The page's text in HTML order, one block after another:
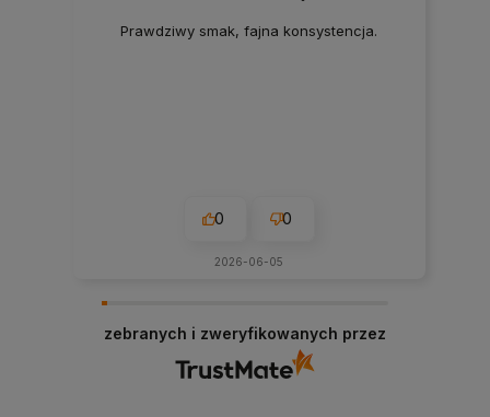
Prawdziwy smak, fajna konsystencja.
0 0
2026-06-05
zebranych i zweryfikowanych przez